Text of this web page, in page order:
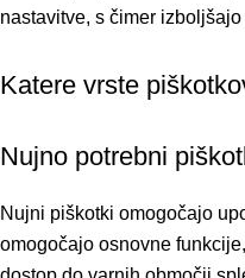
nastavitve, s čimer
Katere vrste
Nujno potrebni
Nujni piškotki omogočajo
omogočajo osnovne